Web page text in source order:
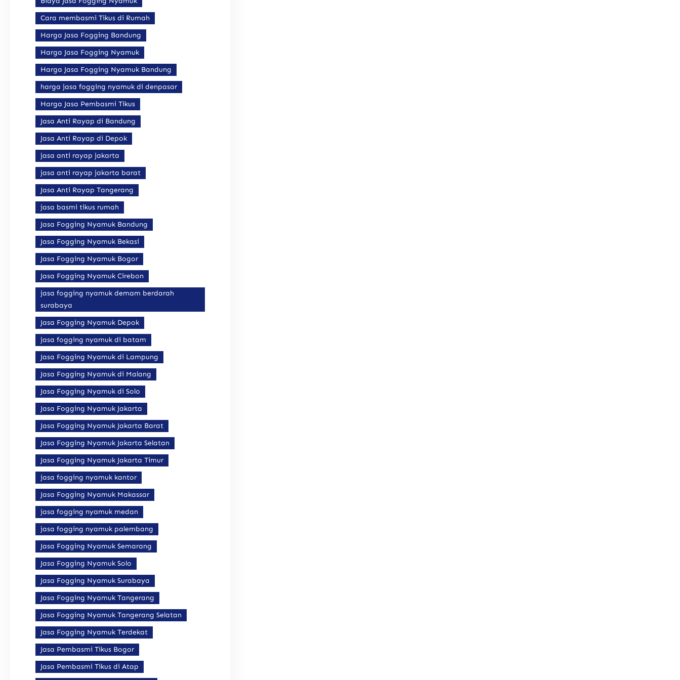
Cara membasmi Tikus di Rumah
Harga Jasa Fogging Bandung
Harga Jasa Fogging Nyamuk
Harga Jasa Fogging Nyamuk Bandung
harga jasa fogging nyamuk di denpasar
Harga Jasa Pembasmi Tikus
Jasa Anti Rayap di Bandung
Jasa Anti Rayap di Depok
jasa anti rayap jakarta
jasa anti rayap jakarta barat
Jasa Anti Rayap Tangerang
jasa basmi tikus rumah
Jasa Fogging Nyamuk Bandung
Jasa Fogging Nyamuk Bekasi
Jasa Fogging Nyamuk Bogor
Jasa Fogging Nyamuk Cirebon
jasa fogging nyamuk demam berdarah
surabaya
Jasa Fogging Nyamuk Depok
jasa fogging nyamuk di batam
Jasa Fogging Nyamuk di Lampung
Jasa Fogging Nyamuk di Malang
Jasa Fogging Nyamuk di Solo
Jasa Fogging Nyamuk Jakarta
Jasa Fogging Nyamuk Jakarta Barat
Jasa Fogging Nyamuk Jakarta Selatan
Jasa Fogging Nyamuk Jakarta Timur
jasa fogging nyamuk kantor
Jasa Fogging Nyamuk Makassar
jasa fogging nyamuk medan
jasa fogging nyamuk palembang
Jasa Fogging Nyamuk Semarang
Jasa Fogging Nyamuk Solo
Jasa Fogging Nyamuk Surabaya
Jasa Fogging Nyamuk Tangerang
Jasa Fogging Nyamuk Tangerang Selatan
Jasa Fogging Nyamuk Terdekat
Jasa Pembasmi Tikus Bogor
Jasa Pembasmi Tikus di Atap